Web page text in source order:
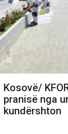
Kosovë/
pranisë nga
kundërshton